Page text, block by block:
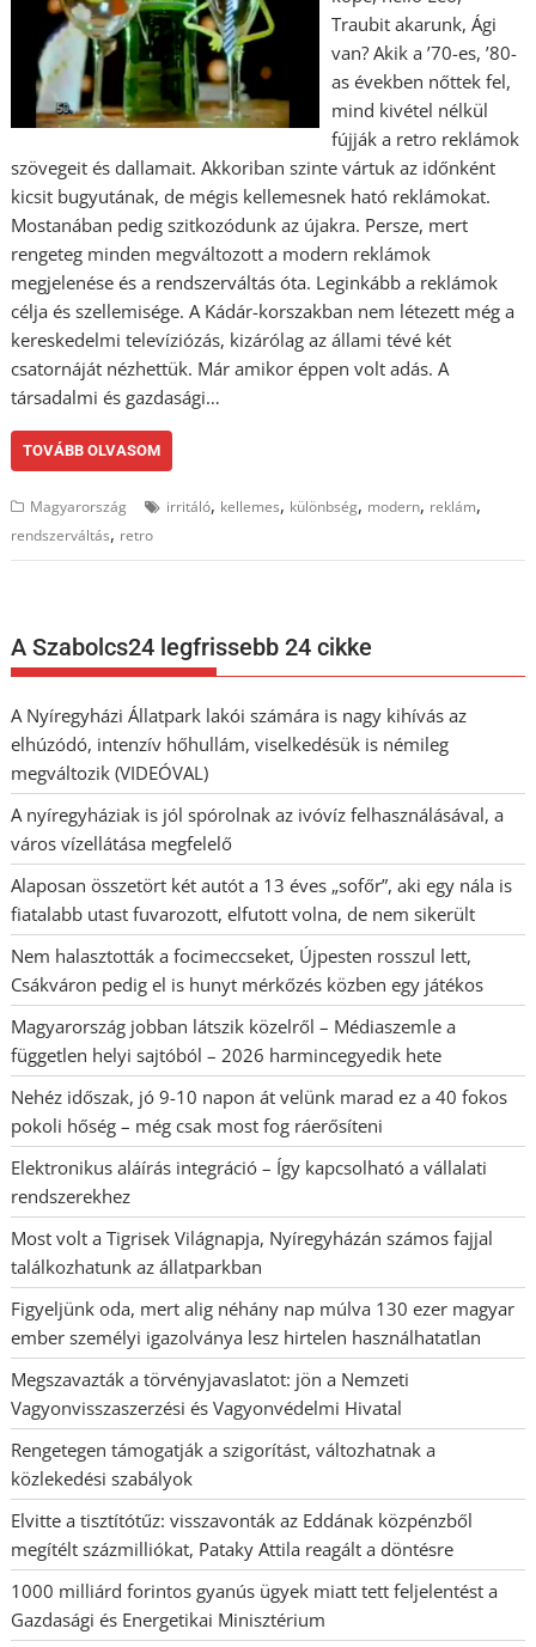
Traubit akarunk, Ági
van? Akik a ’70-es, ’80-
as években nőttek fel,
mind kivétel nélkül
fújják a retro reklámok
szövegeit és dallamait. Akkoriban szinte vártuk az időnként
kicsit bugyutának, de mégis kellemesnek ható reklámokat.
Mostanában pedig szitkozódunk az újakra. Persze, mert
rengeteg minden megváltozott a modern reklámok
megjelenése és a rendszerváltás óta. Leginkább a reklámok
célja és szellemisége. A Kádár-korszakban nem létezett még a
kereskedelmi televíziózás, kizárólag az állami tévé két
csatornáját nézhettük. Már amikor éppen volt adás. A
társadalmi és gazdasági…
TOVÁBB OLVASOM
Magyarország irritáló, kellemes, különbség, modern, reklám,
rendszerváltás, retro
A Szabolcs24 legfrissebb 24 cikke
A Nyíregyházi Állatpark lakói számára is nagy kihívás az
elhúzódó, intenzív hőhullám, viselkedésük is némileg
megváltozik (VIDEÓVAL)
A nyíregyháziak is jól spórolnak az ivóvíz felhasználásával, a
város vízellátása megfelelő
Alaposan összetört két autót a 13 éves „sofőr”, aki egy nála is
fiatalabb utast fuvarozott, elfutott volna, de nem sikerült
Nem halasztották a focimeccseket, Újpesten rosszul lett,
Csákváron pedig el is hunyt mérkőzés közben egy játékos
Magyarország jobban látszik közelről – Médiaszemle a
független helyi sajtóból – 2026 harmincegyedik hete
Nehéz időszak, jó 9-10 napon át velünk marad ez a 40 fokos
pokoli hőség – még csak most fog ráerősíteni
Elektronikus aláírás integráció – Így kapcsolható a vállalati
rendszerekhez
Most volt a Tigrisek Világnapja, Nyíregyházán számos fajjal
találkozhatunk az állatparkban
Figyeljünk oda, mert alig néhány nap múlva 130 ezer magyar
ember személyi igazolványa lesz hirtelen használhatatlan
Megszavazták a törvényjavaslatot: jön a Nemzeti
Vagyonvisszaszerzési és Vagyonvédelmi Hivatal
Rengetegen támogatják a szigorítást, változhatnak a
közlekedési szabályok
Elvitte a tisztítótűz: visszavonták az Eddának közpénzből
megítélt százmilliókat, Pataky Attila reagált a döntésre
1000 milliárd forintos gyanús ügyek miatt tett feljelentést a
Gazdasági és Energetikai Minisztérium